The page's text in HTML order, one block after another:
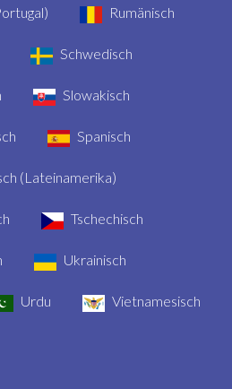
Rumänisch
Schwedisch
Slowakisch
Spanisch
(Lateinamerika)
Tschechisch
Ukrainisch
Urdu Vietnamesisch